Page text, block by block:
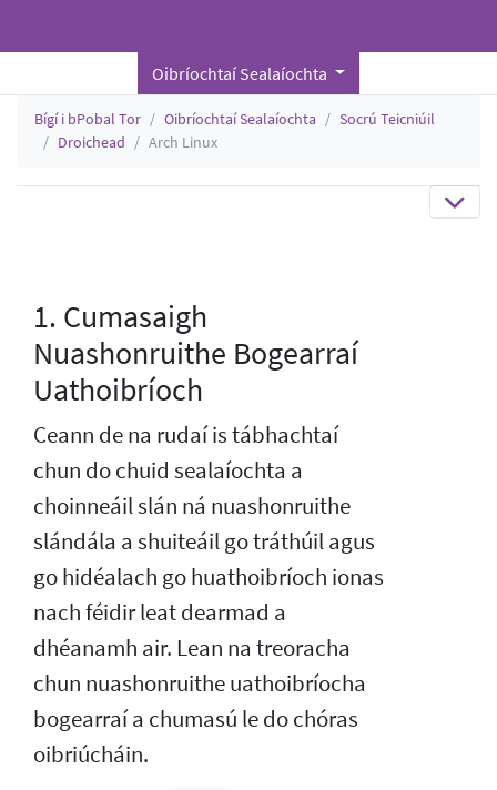
Oibríochtaí Sealaíochta
Bígí i bPobal Tor Oibríochtaí Sealaíochta
Socrú Teicniúil
Droichead
Arch Linux
1. Cumasaigh
Nuashonruithe Bogearraí
Uathoibríoch
Ceann de na rudaí is tábhachtaí
chun do chuid sealaíochta a
choinneáil slán ná nuashonruithe
slándála a shuiteáil go tráthúil agus
go hidéalach go huathoibríoch ionas
nach féidir leat dearmad a
dhéanamh air. Lean na treoracha
chun nuashonruithe uathoibríocha
bogearraí a chumasú le do chóras
oibriúcháin.